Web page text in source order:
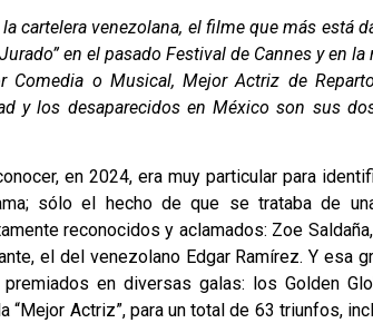
cartelera venezolana, el filme que más está
en el pasado Festival de Cannes y en la
o Musical, Mejor Actriz de
y los desaparecidos en México son sus
en 2024, era muy particular para
sólo el hecho de que se trataba de
reconocidos y aclamados: Zoe
el del venezolano Edgar Ramírez. Y esa
en diversas galas: los Golden
“Mejor Actriz”, para un total de 63 triunfos,